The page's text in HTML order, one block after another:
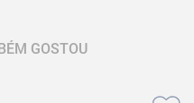
GOSTOU